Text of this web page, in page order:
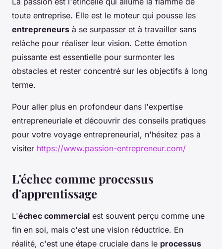
toute entreprise. Elle est le moteur qui pousse les
entrepreneurs à se surpasser et à travailler sans
relâche pour réaliser leur vision. Cette émotion
puissante est essentielle pour surmonter les
obstacles et rester concentré sur les objectifs à long
terme.
Pour aller plus en profondeur dans l'expertise
entrepreneuriale et découvrir des conseils pratiques
pour votre voyage entrepreneurial, n'hésitez pas à
visiter https://www.passion-entrepreneur.com/
L'échec comme processus
d'apprentissage
L'échec commercial est souvent perçu comme une
fin en soi, mais c'est une vision réductrice. En
réalité, c'est une étape cruciale dans le processus